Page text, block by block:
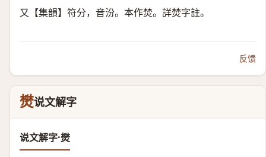
又【集韻】符分，音汾。本作焚。詳焚字註。
反馈
燓说文解字
说文解字·燓